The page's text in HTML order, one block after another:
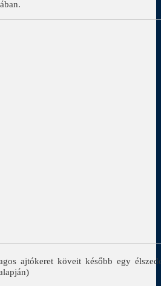
ajtókeret köveit később egy